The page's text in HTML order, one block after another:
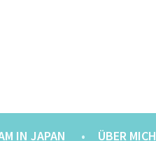
IN JAPAN ÜBER MICH